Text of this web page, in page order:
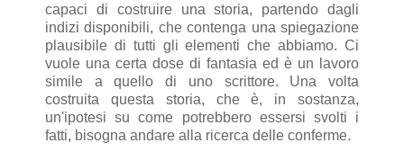
capaci di costruire una storia, partendo dagli
indizi disponibili, che contenga una spiegazione
plausibile di tutti gli elementi che abbiamo. Ci
vuole una certa dose di fantasia ed è un lavoro
simile a quello di uno scrittore. Una volta
costruita questa storia, che è, in sostanza,
un'ipotesi su come potrebbero essersi svolti i
fatti, bisogna andare alla ricerca delle conferme.